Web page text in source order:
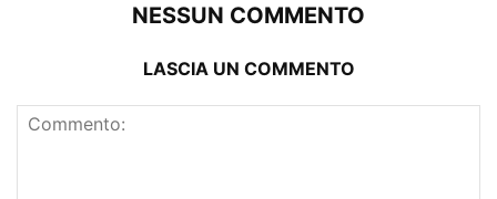
NESSUN COMMENTO
LASCIA UN COMMENTO